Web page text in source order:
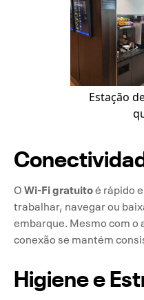
Estação
OWi-Fi gratuitoé rápido
trabalhar, navegar ou
embarque. Mesmo com o
conexão se mantém
Higiene e